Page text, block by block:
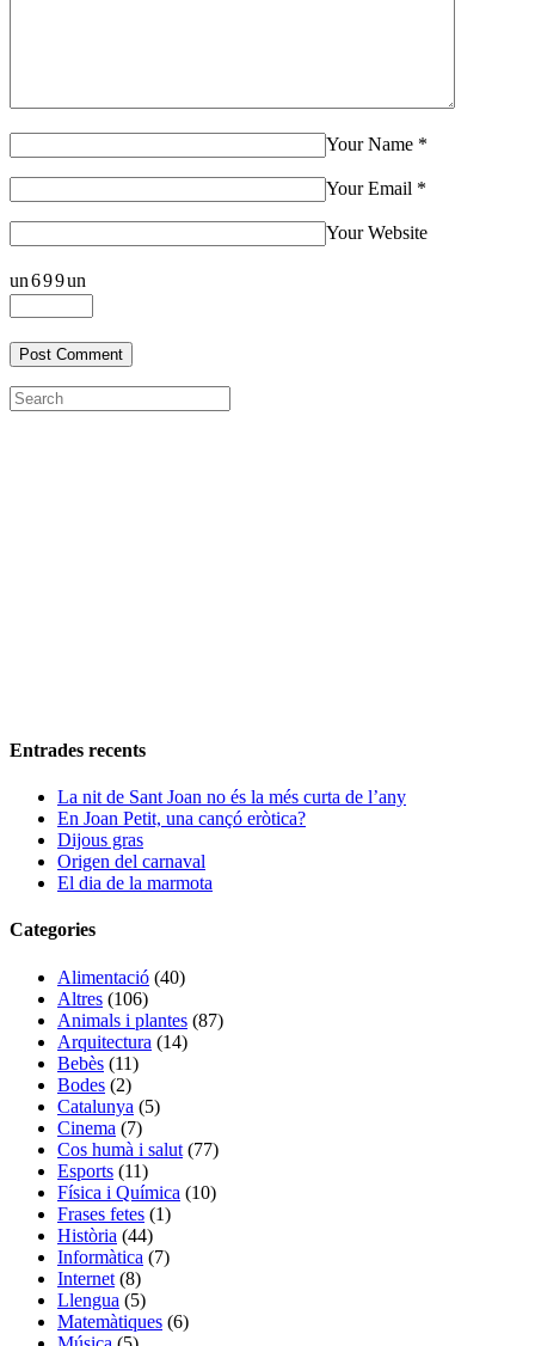
Your Name *
Your Email *
Your Website
un699un
Entrades recents
La nit de Sant Joan no és la més curta de l’any
En Joan Petit, una cançó eròtica?
Dijous gras
Origen del carnaval
El dia de la marmota
Categories
Alimentació (40)
Altres (106)
Animals i plantes (87)
Arquitectura (14)
Bebès (11)
Bodes (2)
Catalunya (5)
Cinema (7)
Cos humà i salut (77)
Esports (11)
Física i Química (10)
Frases fetes (1)
Història (44)
Informàtica (7)
Internet (8)
Llengua (5)
Matemàtiques (6)